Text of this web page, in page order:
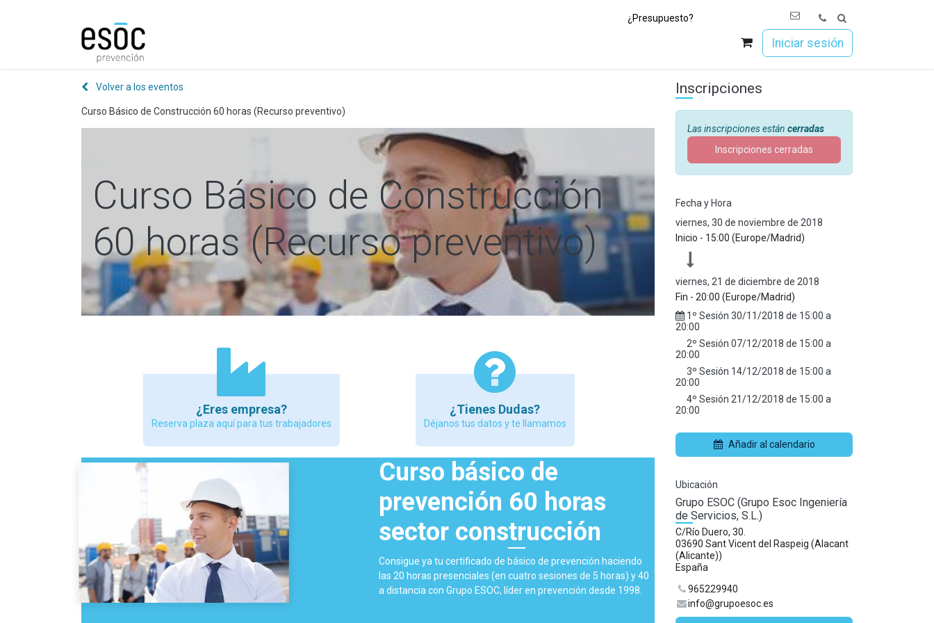
¿Presupuesto?
Iniciar sesión
Volver a los eventos
Curso Básico de Construcción 60 horas (Recurso preventivo)
Curso Básico de Construcción
60 horas (Recurso preventivo)
¿Eres empresa?
Reserva plaza aquí para tus trabajadores
¿Tienes Dudas?
Déjanos tus datos y te llamamos
Curso básico de
prevención 60 horas
sector construcción
Consigue ya tu certificado de básico de prevención haciendo
las 20 horas presenciales (en cuatro sesiones de 5 horas) y 40
a distancia con Grupo ESOC, líder en prevención desde 1998.
Inscripciones
Las inscripciones están cerradas
Inscripciones cerradas
Fecha y Hora
viernes, 30 de noviembre de 2018
Inicio - 15:00 (Europe/Madrid)
viernes, 21 de diciembre de 2018
Fin - 20:00 (Europe/Madrid)
1º Sesión 30/11/2018 de 15:00 a
20:00
2º Sesión 07/12/2018 de 15:00 a
20:00
3º Sesión 14/12/2018 de 15:00 a
20:00
4º Sesión 21/12/2018 de 15:00 a
20:00
Añadir al calendario
Ubicación
Grupo ESOC (Grupo Esoc Ingeniería
de Servicios, S.L.)
C/Río Duero, 30.
03690 Sant Vicent del Raspeig (Alacant
(Alicante))
España
965229940
info@grupoesoc.es